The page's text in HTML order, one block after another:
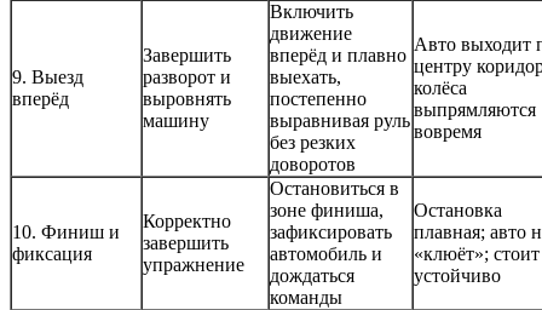
9. Выезд
вперёд
Завершить
разворот и
выровнять
машину
Включить
движение
вперёд и плавно
выехать,
постепенно
выравнивая руль
без резких
доворотов
Авто выходит
центру
колёса
выпрямляются
вовремя
10. Финиш и
фиксация
Корректно
завершить
упражнение
Остановиться в
зоне финиша,
зафиксировать
автомобиль и
дождаться
команды
Остановка
плавная; авто
«клюёт»; стоит
устойчиво